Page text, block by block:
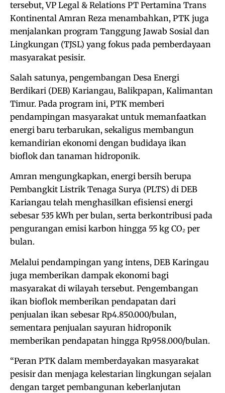
tersebut, VP Legal & Relations PT Pertamina Trans
Kontinental Amran Reza menambahkan, PTK juga
menjalankan program Tanggung Jawab Sosial dan
Lingkungan (TJSL) yang fokus pada pemberdayaan
masyarakat pesisir.
Salah satunya, pengembangan Desa Energi
Berdikari (DEB) Kariangau, Balikpapan, Kalimantan
Timur. Pada program ini, PTK memberi
pendampingan masyarakat untuk memanfaatkan
energi baru terbarukan, sekaligus membangun
kemandirian ekonomi dengan budidaya ikan
bioflok dan tanaman hidroponik.
Amran mengungkapkan, energi bersih berupa
Pembangkit Listrik Tenaga Surya (PLTS) di DEB
Kariangau telah menghasilkan efisiensi energi
sebesar 535 kWh per bulan, serta berkontribusi pada
pengurangan emisi karbon hingga 55 kg CO₂ per
bulan.
Melalui pendampingan yang intens, DEB Karingau
juga memberikan dampak ekonomi bagi
masyarakat di wilayah tersebut. Pengembangan
ikan bioflok memberikan pendapatan dari
penjualan ikan sebesar Rp4.850.000/bulan,
sementara penjualan sayuran hidroponik
memberikan pendapatan hingga Rp958.000/bulan.
“Peran PTK dalam memberdayakan masyarakat
pesisir dan menjaga kelestarian lingkungan sejalan
dengan target pembangunan keberlanjutan